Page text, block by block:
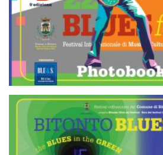
BBF 2021 PHOTOBOOK